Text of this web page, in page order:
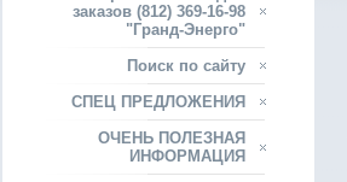
заказов (812) 369-16-98
"Гранд-Энерго"
Поиск по сайту
СПЕЦ ПРЕДЛОЖЕНИЯ
ОЧЕНЬ ПОЛЕЗНАЯ
ИНФОРМАЦИЯ